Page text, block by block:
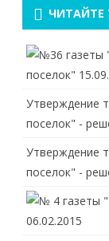
ЧИТАЙТЕ
поселок"
Утверждение
поселок" -
Утверждение
поселок" -
06.02.2015